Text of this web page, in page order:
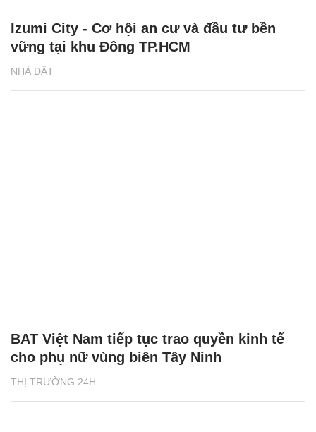
NHÀ ĐẤT
Izumi City - Cơ hội an cư và đầu tư bền
vững tại khu Đông TP.HCM
THỊ TRƯỜNG 24H
BAT Việt Nam tiếp tục trao quyền kinh tế
cho phụ nữ vùng biên Tây Ninh